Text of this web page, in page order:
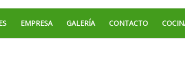
EMPRESA GALERÍA CONTACTO